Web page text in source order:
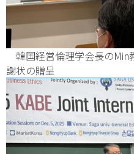
韓国経営倫理学会長のMin
謝状の贈呈